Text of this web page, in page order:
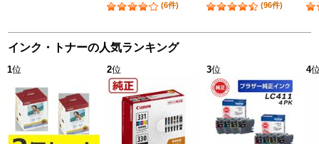
(6件) (96件)
インク・トナーの人気ランキング
1位 2位 3位 4